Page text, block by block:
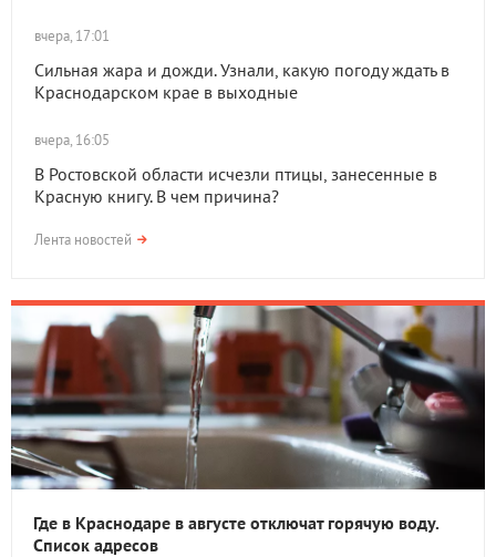
вчера, 17:01
Сильная жара и дожди. Узнали, какую погоду ждать в
Краснодарском крае в выходные
вчера, 16:05
В Ростовской области исчезли птицы, занесенные в
Красную книгу. В чем причина?
Лента новостей
Где в Краснодаре в августе отключат горячую воду.
Список адресов